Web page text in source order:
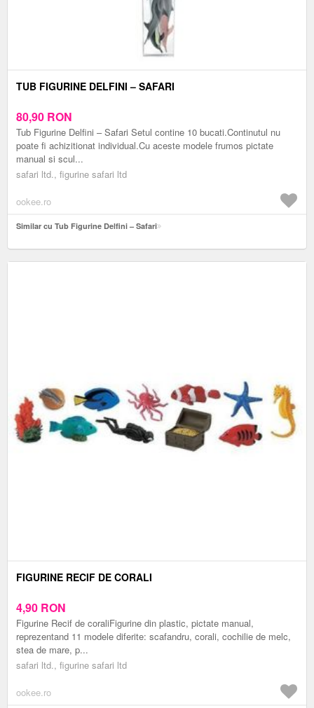
TUB FIGURINE DELFINI – SAFARI
80,90 RON
Tub Figurine Delfini – Safari Setul contine 10 bucati.Continutul nu
poate fi achizitionat individual.Cu aceste modele frumos pictate
manual si scul...
safari ltd., figurine safari ltd
ookee.ro
Similar cu Tub Figurine Delfini – Safari
FIGURINE RECIF DE CORALI
4,90 RON
Figurine Recif de coraliFigurine din plastic, pictate manual,
reprezentand 11 modele diferite: scafandru, corali, cochilie de melc,
stea de mare, p...
safari ltd., figurine safari ltd
ookee.ro